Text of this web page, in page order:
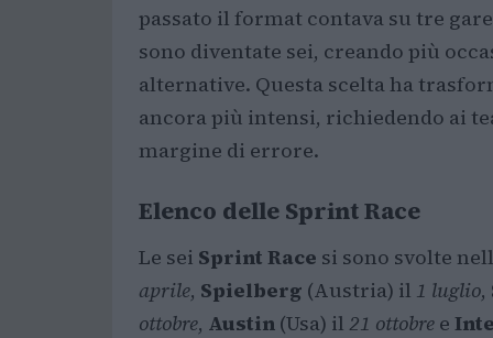
passato il format contava su tre
sono diventate sei, creando più
alternative. Questa scelta ha
ancora più intensi, richiedendo ai
margine di errore.
Elenco delle Sprint Race
Le sei Sprint Race si sono svolte
aprile, Spielberg (Austria) il 1 luglio,
ottobre, Austin (Usa) il 21 ottobre e